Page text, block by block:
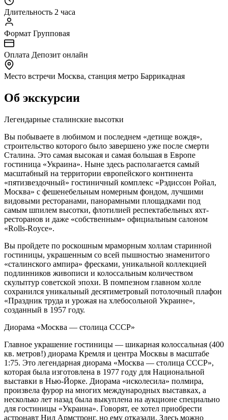
Длительность 2 часа
Формат Групповая
Оплата Депозит онлайн
Место встречи Москва, станция метро Баррикадная
Об экскурсии
Легендарные сталинские высотки
Вы побываете в любимом и последнем «детище вождя»,
строительство которого было завершено уже после смерти
Сталина. Это самая высокая и самая большая в Европе
гостиница «Украина». Ныне здесь располагается самый
масштабный на территории европейского континента
«пятизвездочный» гостиничный комплекс «Рэдиссон Ройал,
Москва» с фешенебельным номерным фондом, лучшими
видовыми ресторанами, панорамными площадками под
самым шпилем высотки, флотилией респектабельных яхт-
ресторанов и даже «собственным» официальным салоном
«Rolls-Royce».
Вы пройдете по роскошным мраморным холлам старинной
гостиницы, украшенным со всей пышностью знаменитого
«сталинского ампира» фресками, уникальной коллекцией
подлинников живописи и колоссальным количеством
скульптур советской эпохи. В помпезном главном холле
сохранился уникальный десятиметровый потолочный плафон
«Праздник труда и урожая на хлебосольной Украине»,
созданный в 1957 году.
Диорама «Москва — столица СССР»
Главное украшение гостиницы — шикарная колоссальная (400
кв. метров!) диорама Кремля и центра Москвы в масштабе
1:75. Это легендарная диорама «Москва — столица СССР»,
которая была изготовлена в 1977 году для Национальной
выставки в Нью-Йорке. Диорама «исколесила» полмира,
произвела фурор на многих международных выставках, а
несколько лет назад была выкуплена на аукционе специально
для гостиницы «Украина». Говорят, ее хотел приобрести
астронавт Нил Армстронг, но ему отказали. Здесь можно